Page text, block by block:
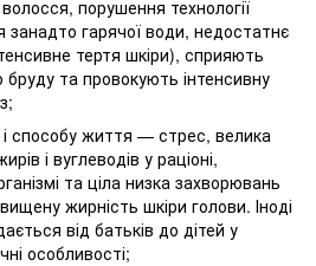
порушення технології
гарячої води, недостатнє
тертя шкіри), сприяють
та провокують інтенсивну
способу життя — стрес, велика
і вуглеводів у раціоні,
та ціла низка захворювань
жирність шкіри голови. Іноді
від батьків до дітей у
особливості;